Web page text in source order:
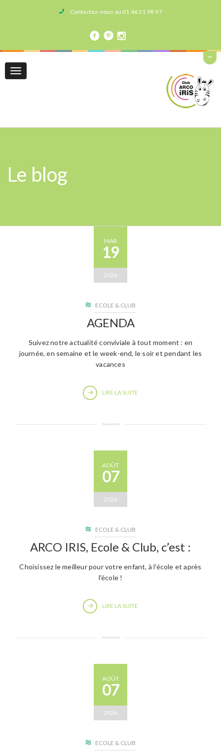
Contactez-nous au 01 46 21 98 97
Le blog
MAR
19
2026
ECOLE & CLUB
AGENDA
Suivez notre actualité conviviale à tout moment : en
journée, en semaine et le week-end, le soir et pendant les
vacances
LIRE LA SUITE
AOÛT
07
2026
ECOLE & CLUB
ARCO IRIS, Ecole & Club, c’est :
Choisissez le meilleur pour votre enfant, à l'école et après
l'école !
LIRE LA SUITE
AOÛT
07
2026
ECOLE & CLUB